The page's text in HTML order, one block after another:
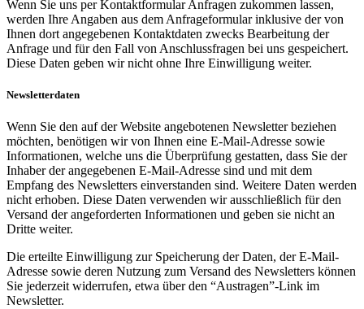
Wenn Sie uns per Kontaktformular Anfragen zukommen lassen,
werden Ihre Angaben aus dem Anfrageformular inklusive der von
Ihnen dort angegebenen Kontaktdaten zwecks Bearbeitung der
Anfrage und für den Fall von Anschlussfragen bei uns gespeichert.
Diese Daten geben wir nicht ohne Ihre Einwilligung weiter.
Newsletterdaten
Wenn Sie den auf der Website angebotenen Newsletter beziehen
möchten, benötigen wir von Ihnen eine E-Mail-Adresse sowie
Informationen, welche uns die Überprüfung gestatten, dass Sie der
Inhaber der angegebenen E-Mail-Adresse sind und mit dem
Empfang des Newsletters einverstanden sind. Weitere Daten werden
nicht erhoben. Diese Daten verwenden wir ausschließlich für den
Versand der angeforderten Informationen und geben sie nicht an
Dritte weiter.
Die erteilte Einwilligung zur Speicherung der Daten, der E-Mail-
Adresse sowie deren Nutzung zum Versand des Newsletters können
Sie jederzeit widerrufen, etwa über den “Austragen”-Link im
Newsletter.